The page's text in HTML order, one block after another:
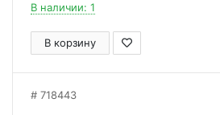
В наличии: 1
В корзину
718443